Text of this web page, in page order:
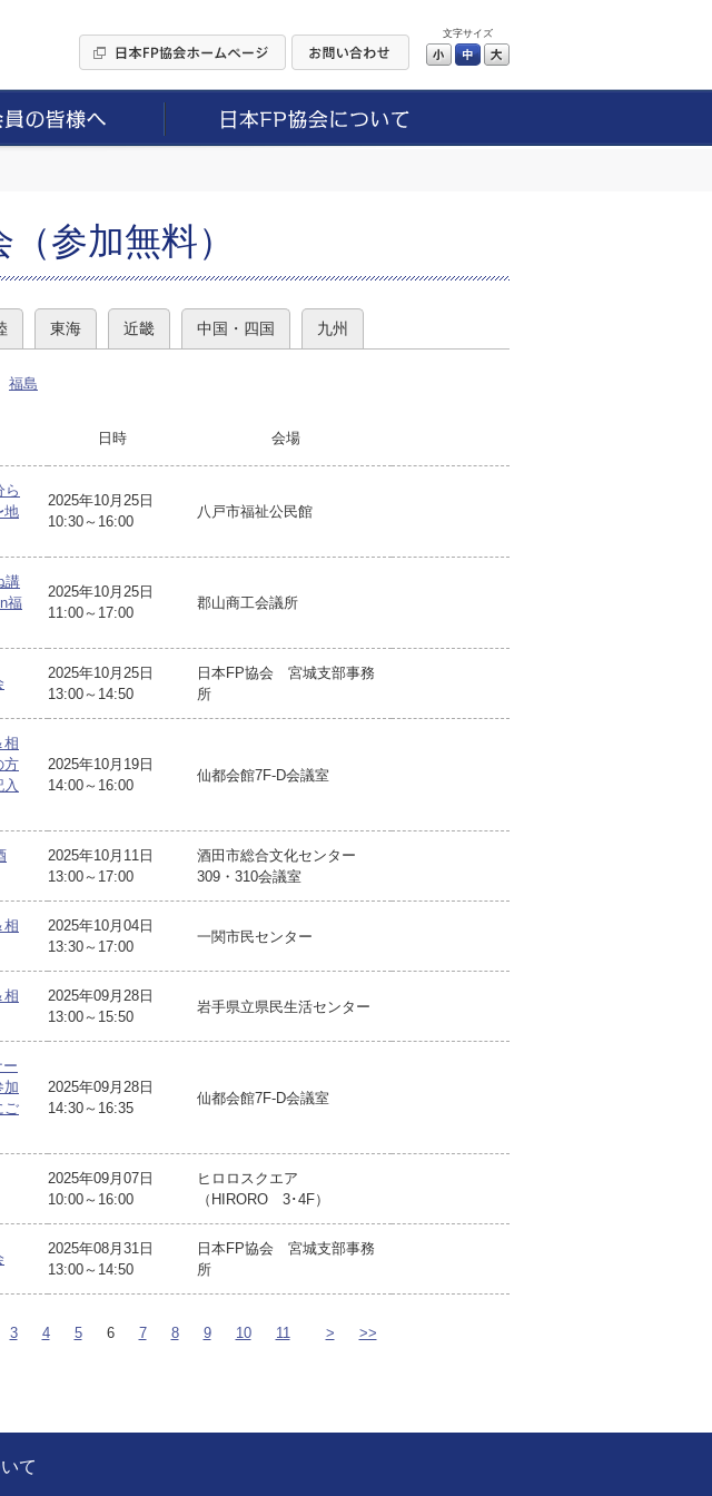
文字サイズ
小 中
参加無料）
東海 近畿 中国・四国 九州
福島
日時 会場
ら
地
2025年10月25日
10:30～16:00
八戸市福祉公民館
講
福
2025年10月25日
11:00～17:00
郡山商工会議所
2025年10月25日
13:00～14:50
日本FP協会 宮城支部事務
所
相
方
2025年10月19日
14:00～16:00
仙都会館7F-D会議室
2025年10月11日
13:00～17:00
酒田市総合文化センター
309・310会議室
相
2025年10月04日
13:30～17:00
一関市民センター
相
2025年09月28日
13:00～15:50
岩手県立県民生活センター
ご
2025年09月28日
14:30～16:35
仙都会館7F-D会議室
2025年09月07日
10:00～16:00
ヒロロスクエア
（HIRORO 3･4F）
2025年08月31日
13:00～14:50
日本FP協会 宮城支部事務
所
3 4 5 6 7 8 9 10 11 > >>
て